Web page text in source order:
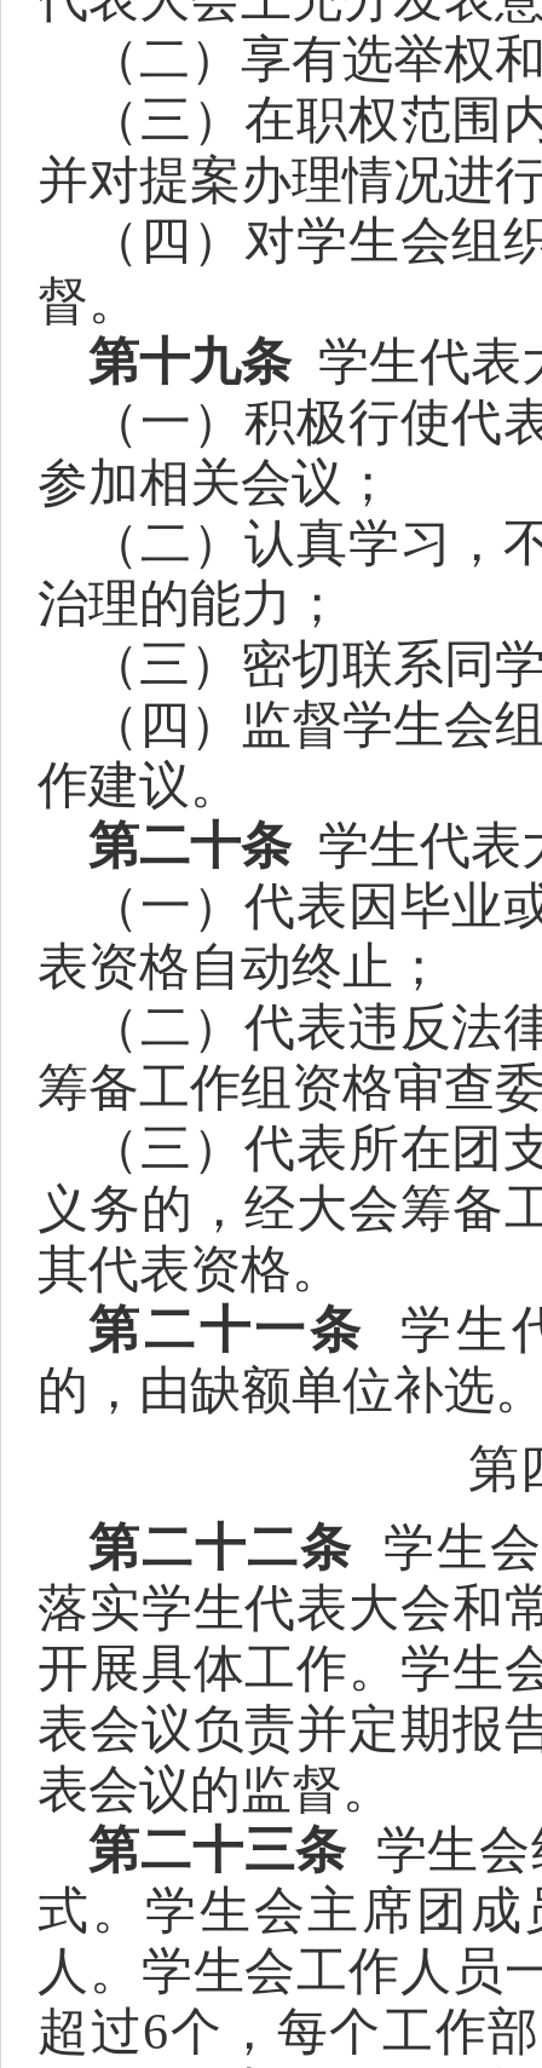
（二）享有选举权
（三）在职权范围
并对提案办理情况进
（四）对学生会组
督。
第十九条 学生代表
（一）积极行使代
参加相关会议；
（二）认真学习，
治理的能力；
（三）密切联系同
（四）监督学生会
作建议。
第二十条 学生代表
（一）代表因毕业
表资格自动终止；
（二）代表违反法
筹备工作组资格审查
（三）代表所在团
义务的，经大会筹备
其代表资格。
第二十一条
学生
的，由缺额单位补选
第
第二十二条 学生
落实学生代表大会和
开展具体工作。学生
表会议负责并定期报
表会议的监督。
第二十三条 学生
式。学生会主席团成
人。学生会工作人员
超过6个，每个工作